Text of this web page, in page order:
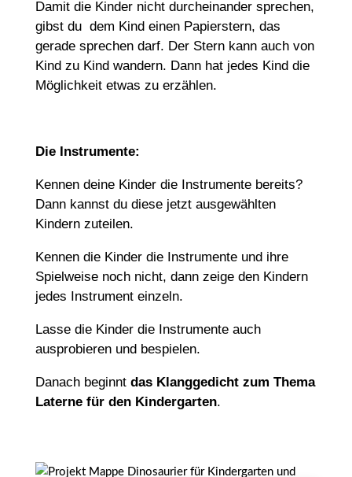
Damit die Kinder nicht durcheinander sprechen,
gibst du dem Kind einen Papierstern, das
gerade sprechen darf. Der Stern kann auch von
Kind zu Kind wandern. Dann hat jedes Kind die
Möglichkeit etwas zu erzählen.
Die Instrumente:
Kennen deine Kinder die Instrumente bereits?
Dann kannst du diese jetzt ausgewählten
Kindern zuteilen.
Kennen die Kinder die Instrumente und ihre
Spielweise noch nicht, dann zeige den Kindern
jedes Instrument einzeln.
Lasse die Kinder die Instrumente auch
ausprobieren und bespielen.
Danach beginnt das Klanggedicht zum Thema
Laterne für den Kindergarten.